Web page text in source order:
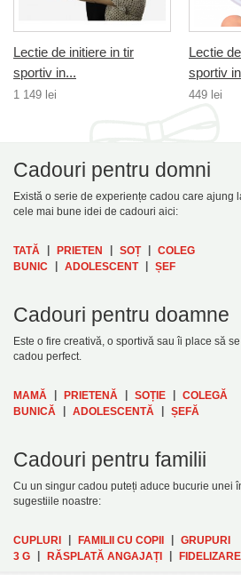
Lectie de initiere in tir
sportiv in...
1 149 lei
Lectie
sportiv
449 lei
Cadouri pentru domni
Există o serie de experiențe cadou care ajung
cele mai bune idei de cadouri aici:
TATĂ PRIETEN SOȚ
COLEG
BUNIC
ADOLESCENT ȘEF
Cadouri pentru doamne
Este o fire creativă, o sportivă sau îi place să
cadou perfect.
MAMĂ PRIETENĂ SOȚIE
COLEGĂ
BUNICĂ
ADOLESCENTĂ ȘEFĂ
Cadouri pentru familii
Cu un singur cadou puteți aduce bucurie unei
sugestiile noastre:
CUPLURI FAMILII CU COPII
GRUPURI
3 G
RĂSPLATĂ ANGAJAȚI